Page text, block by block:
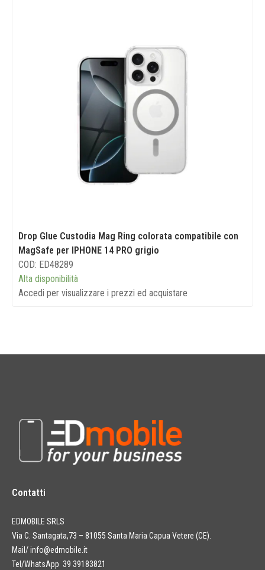
Drop Glue Custodia Mag Ring colorata compatibile con
MagSafe per IPHONE 14 PRO grigio
COD: ED48289
Alta disponibilità
Accedi per visualizzare i prezzi ed acquistare
Contatti
EDMOBILE SRLS
Via C. Santagata,73 – 81055 Santa Maria Capua Vetere (CE).
Mail/info@edmobile.it
Tel/WhatsApp 39 39183821